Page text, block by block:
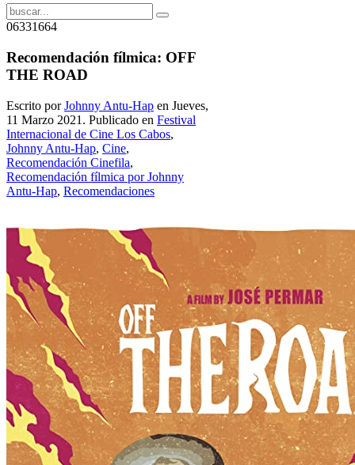
06331664
Recomendación fílmica: OFF
THE ROAD
Escrito porJohnny Antu-Hap en Jueves,
11 Marzo 2021. Publicado en Festival
Internacional de Cine Los Cabos,
Johnny Antu-Hap, Cine,
Recomendación Cinefila,
Recomendación fílmica por Johnny
Antu-Hap, Recomendaciones